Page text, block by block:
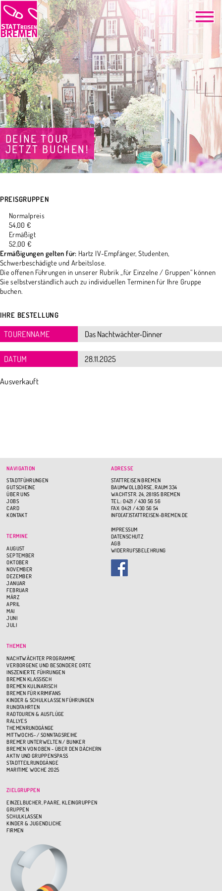
DEINE TOUR
JETZT BUCHEN!
PREISGRUPPEN
Normalpreis
54,00 €
Ermäßigt
52,00 €
Ermäßigungen gelten für: Hartz IV-Empfänger, Studenten,
Schwerbeschädigte und Arbeitslose.
Die offenen Führungen in unserer Rubrik „für Einzelne / Gruppen“ können
Sie selbstverständlich auch zu individuellen Terminen für Ihre Gruppe
buchen.
IHRE BESTELLUNG
TOURENNAME
DATUM
Ausverkauft
NAVIGATION
STADTFÜHRUNGEN
GUTSCHEINE
ÜBER UNS
JOBS
CARD
KONTAKT
TERMINE
AUGUST
SEPTEMBER
OKTOBER
NOVEMBER
DEZEMBER
JANUAR
FEBRUAR
MÄRZ
APRIL
MAI
JUNI
JULI
THEMEN
NACHTWÄCHTER PROGRAMME
VERBORGENE UND BESONDERE ORTE
INSZENIERTE FÜHRUNGEN
BREMEN KLASSISCH
BREMEN KULINARISCH
BREMEN FÜR KRIMIFANS
KINDER & SCHULKLASSEN FÜHRUNGEN
RUNDFAHRTEN
RADTOUREN & AUSFLÜGE
RALLYES
THEMENRUNDGÄNGE
MITTWOCHS- / SONNTAGSREIHE
BREMER UNTERWELTEN / BUNKER
BREMEN VON OBEN - ÜBER DEN DÄCHERN
AKTIV UND GRUPPENSPASS
STADTTEILRUNDGÄNGE
MARITIME WOCHE 2025
ZIELGRUPPEN
EINZELBUCHER, PAARE, KLEINGRUPPEN
GRUPPEN
SCHULKLASSEN
KINDER & JUGENDLICHE
FIRMEN
ADRESSE
STATTREISEN BREMEN
BAUMWOLLBÖRSE, RAUM 334
WACHTSTR. 24, 28195 BREMEN
TEL.: 0421 / 430 56 56
FAX: 0421 / 430 56 54
INFO(AT)STATTREISEN-BREMEN.DE
IMPRESSUM
DATENSCHUTZ
AGB
WIDERRUFSBELEHRUNG